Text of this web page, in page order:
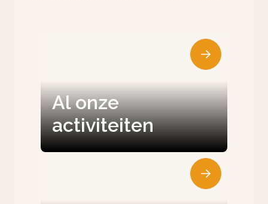
Al onze
activiteiten